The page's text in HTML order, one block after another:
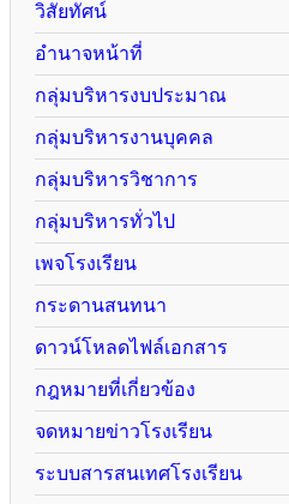
วิสัยทัศน์
อำนาจหน้าที่
กลุ่มบริหารงบประมาณ
กลุ่มบริหารงานบุคคล
กลุ่มบริหารวิชาการ
กลุ่มบริหารทั่วไป
เพจโรงเรียน
กระดานสนทนา
ดาวน์โหลดไฟล์เอกสาร
กฎหมายที่เกี่ยวข้อง
จดหมายข่าวโรงเรียน
ระบบสารสนเทศโรงเรียน